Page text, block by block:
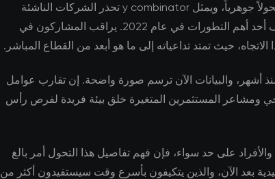
شهد مشهد رأس المال المغامر تحولاً جوهرياً، ويمثل y combinator تحذر الشركات الناشئة
بالاستعداد للأسوأ وخفض التكاليف أحد أهم التطورات في عام 2022. يراقب المشاركون في
حيث تمتد تداعياته إلى ما هو أبعد من القطاع المباشر.
منذ أشهر، والبيانات الآن ترسم صورة واضحة. إن تقارب عوامل
ومشاعر المستثمرين المتغيرة خلق بيئة فريدة لفرص رأس
على حد سواء، فإن فهم تفاصيل هذا التحول أمر بالغ
بعد الآن، والذين يتكيفون بأسرع وقت سيستفيدون أكثر من